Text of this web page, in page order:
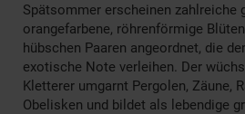
Spätsommer erscheinen zahlreiche
orangefarbene, röhrenförmige
hübschen Paaren angeordnet, die
exotische Note verleihen. Der
Kletterer umgarnt Pergolen, Zäune,
Obelisken und bildet als lebendige